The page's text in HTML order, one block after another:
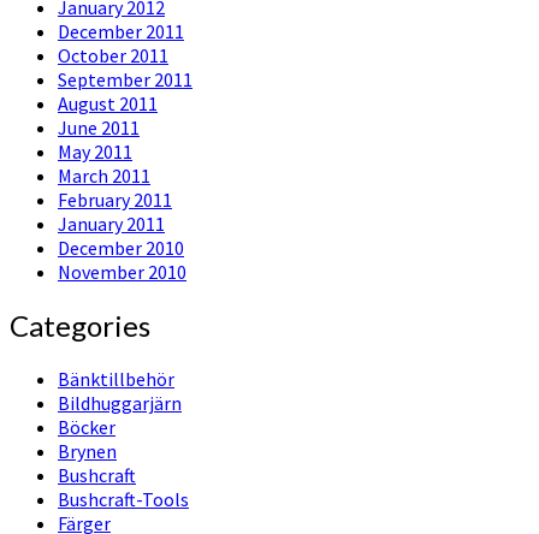
January 2012
December 2011
October 2011
September 2011
August 2011
June 2011
May 2011
March 2011
February 2011
January 2011
December 2010
November 2010
Categories
Bänktillbehör
Bildhuggarjärn
Böcker
Brynen
Bushcraft
Bushcraft-Tools
Färger